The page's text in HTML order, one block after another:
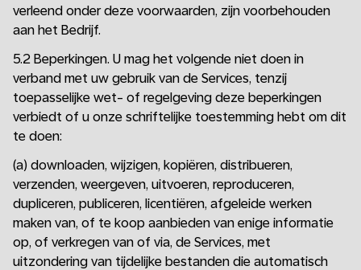
verleend onder deze voorwaarden, zijn voorbehouden
aan het Bedrijf.
5.2 Beperkingen. U mag het volgende niet doen in
verband met uw gebruik van de Services, tenzij
toepasselijke wet- of regelgeving deze beperkingen
verbiedt of u onze schriftelijke toestemming hebt om dit
te doen:
(a) downloaden, wijzigen, kopiëren, distribueren,
verzenden, weergeven, uitvoeren, reproduceren,
dupliceren, publiceren, licentiëren, afgeleide werken
maken van, of te koop aanbieden van enige informatie
op, of verkregen van of via, de Services, met
uitzondering van tijdelijke bestanden die automatisch